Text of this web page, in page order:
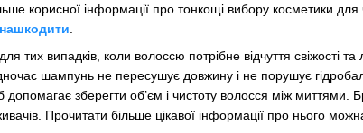
корисної інформації про тонкощі вибору косметики для
нашкодити
тих випадків, коли волоссю потрібне відчуття свіжості
шампунь не пересушує довжину і не порушує
зберегти об’єм і чистоту волосся між
Прочитати більше цікавої інформації про нього